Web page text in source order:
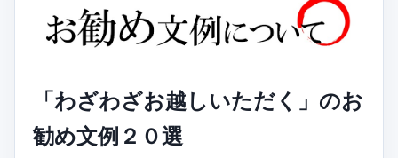
「わざわざお越しいただく」のお
勧め文例２０選